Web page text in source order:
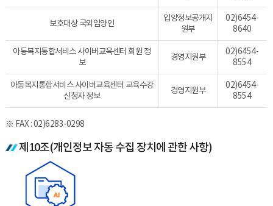
보호대상 국외입양인
입양정보공개지
원부
02)6454-
8640
아동복지통합서비스 사이버교육센터 회원 정
보
경영지원부
02)6454-
8554
아동복지통합서비스 사이버교육센터 교육수강
신청자 정보
경영지원부
02)6454-
8554
※ FAX : 02)6283-0298
제10조(개인정보 자동 수집 장치에 관한 사항)